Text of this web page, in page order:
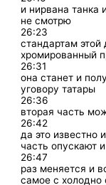
и нирвана танка
не смотрю
26:23
стандартам
хромированный
26:31
она станет и
уговору татары
26:36
вторая часть
26:42
да это известно
часть опускают
26:47
раз меняется и
самое с холодно